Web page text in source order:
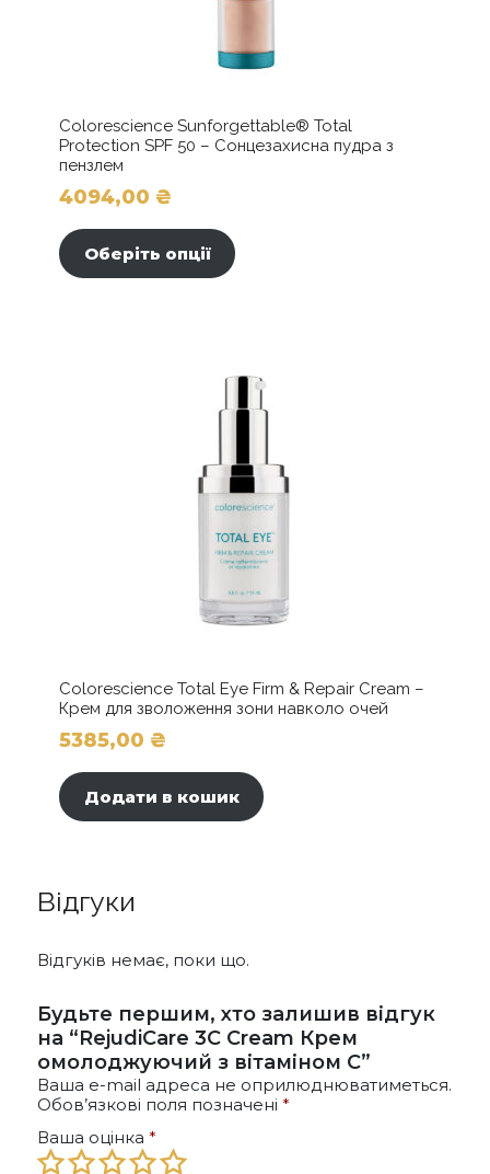
Colorescience Sunforgettable® Total
Protection SPF 50 – Сонцезахисна пудра з
пензлем
4094,00 ₴
Оберіть опції
вибрати
на
товару
Colorescience Total Eye Firm & Repair Cream –
Крем для зволоження зони навколо очей
5385,00 ₴
Додати в кошик
Відгуки
Відгуків немає, поки що.
Будьте першим, хто залишив відгук
на “RejudiCare 3C Cream Крем
омолоджуючий з вітаміном C”
Ваша e-mail адреса не оприлюднюватиметься.
Обов’язкові поля позначені *
Ваша оцінка *